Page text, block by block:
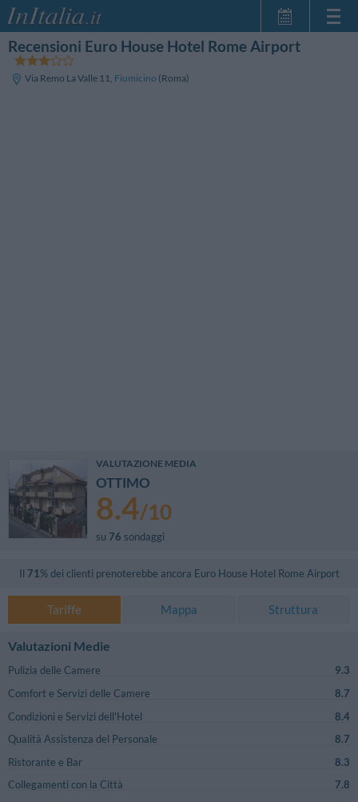
Home Page
Recensioni Euro House Hotel Rome Airport
Via Remo La Valle 11, Fiumicino (Roma)
VALUTAZIONE MEDIA
OTTIMO
8.4/10
su 76 sondaggi
Il 71% dei clienti prenoterebbe ancora Euro House Hotel Rome Airport
Tariffe Mappa Struttura
Valutazioni Medie
Pulizia delle Camere
9.3
Comfort e Servizi delle Camere
8.7
Condizioni e Servizi dell'Hotel
8.4
Qualità Assistenza del Personale
8.7
Ristorante e Bar
8.3
Collegamenti con la Città
7.8